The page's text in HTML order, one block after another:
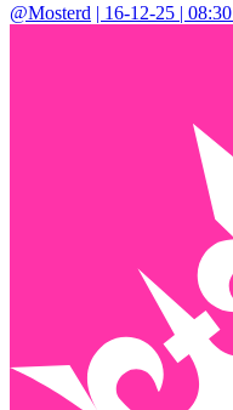
@Mosterd | 16-12-25 | 08:30